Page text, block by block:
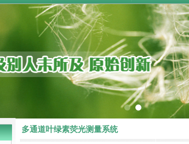
多通道叶绿素荧光测量系统